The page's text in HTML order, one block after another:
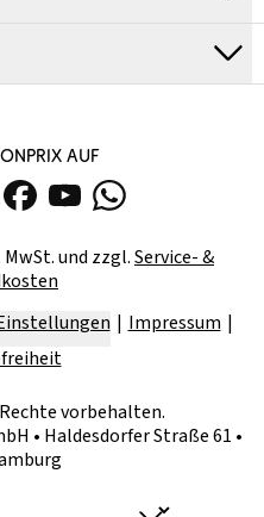
AUF
und zzgl.Service- &
Impressum
vorbehalten.
• Haldesdorfer Straße 61 •